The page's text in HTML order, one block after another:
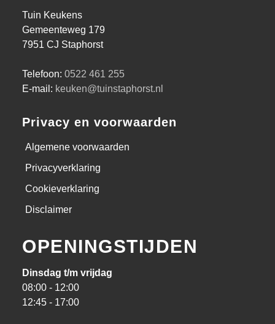
Tuin Keukens
Gemeenteweg 179
7951 CJ Staphorst
Telefoon: 0522 461 255
E-mail: keuken@tuinstaphorst.nl
Privacy en voorwaarden
Algemene voorwaarden
Privacyverklaring
Cookieverklaring
Disclaimer
OPENINGSTIJDEN
Dinsdag t/m vrijdag
08:00 - 12:00
12:45 - 17:00